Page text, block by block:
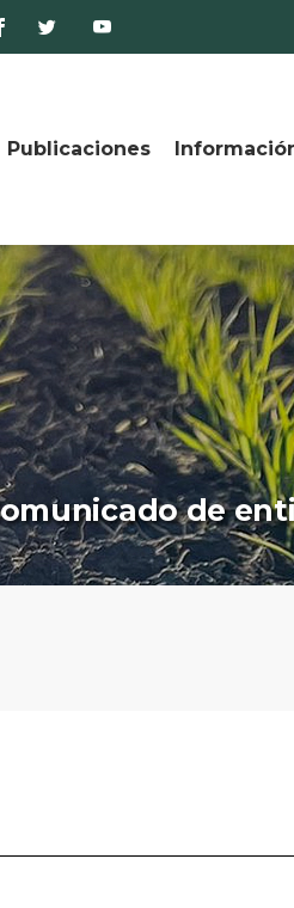
Publicaciones
de